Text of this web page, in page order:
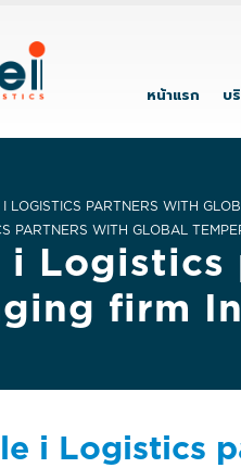
หน้าแรก บ
I LOGISTICS PARTNERS WITH
PARTNERS WITH GLOBAL
i Logistics
firm
i Logistics